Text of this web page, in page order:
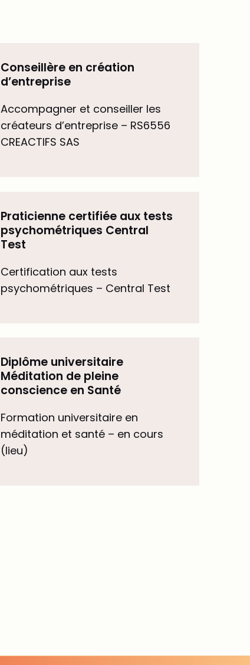
Conseillère en création
d’entreprise
Accompagner et conseiller les
créateurs d’entreprise – RS6556
CREACTIFS SAS
Praticienne certifiée aux tests
psychométriques Central
Test
Certification aux tests
psychométriques – Central Test
Diplôme universitaire
Méditation de pleine
conscience en Santé
Formation universitaire en
méditation et santé – en cours
(lieu)